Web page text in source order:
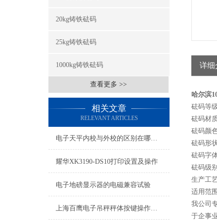
20kg铸铁砝码
25kg铸铁砝码
1000kg铸铁砝码
查看更多 >>
相关文章
RELEVANT ARTICLES
电子天平内校与外校的区别在哪里？
耀华XK3190-DS10打印设置及操作
电子地磅显示器的电磁兼容试验
上海百鹰电子吊秤秤体按键操作说明
详细
哈尔滨
砝码等
砝码材
砝码颜
砝码形
砝码字
砝码级
生产工
适用范
我公司
于企事